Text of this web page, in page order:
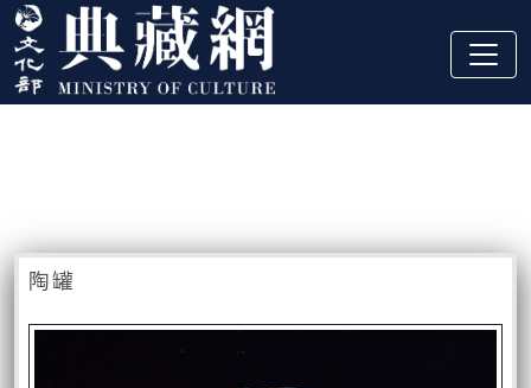
跳到主要內容
:::
陶罐